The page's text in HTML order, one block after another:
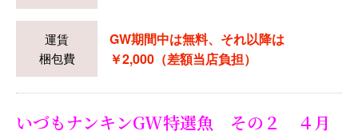
運賃
梱包費
GW期間中は無料、それ以降は
￥2,000（差額当店負担）
いづもナンキンGW特選魚 その２ ４月